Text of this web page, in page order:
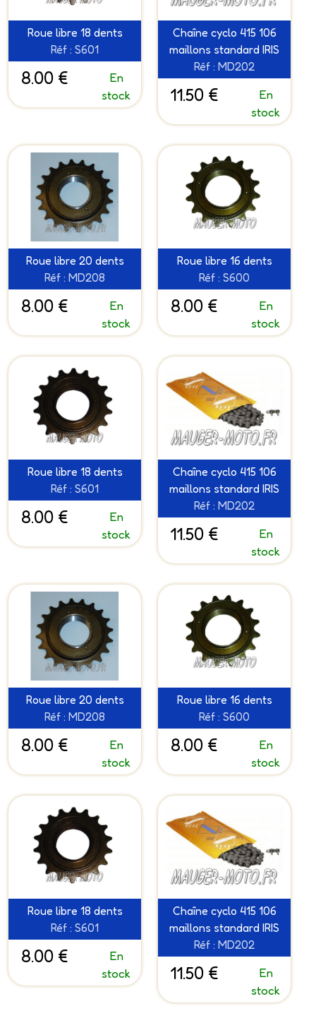
Roue libre 18 dents
Réf : S601
8.00 €
En
stock
Chaîne cyclo 415 106
maillons standard IRIS
Réf : MD202
11.50 €
En
stock
Roue libre 20 dents
Réf : MD208
8.00 €
En
stock
Roue libre 16 dents
Réf : S600
8.00 €
En
stock
Roue libre 18 dents
Réf : S601
8.00 €
En
stock
Chaîne cyclo 415 106
maillons standard IRIS
Réf : MD202
11.50 €
En
stock
Roue libre 20 dents
Réf : MD208
8.00 €
En
stock
Roue libre 16 dents
Réf : S600
8.00 €
En
stock
Roue libre 18 dents
Réf : S601
8.00 €
En
stock
Chaîne cyclo 415 106
maillons standard IRIS
Réf : MD202
11.50 €
En
stock